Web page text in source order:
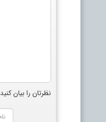
نظرتان را بیان کنید